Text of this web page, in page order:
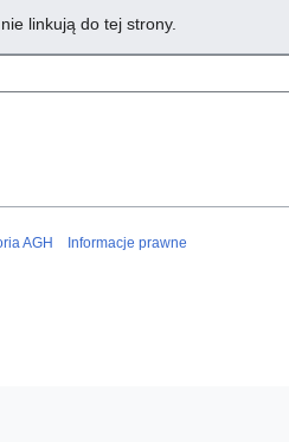
linkują do tej strony.
AGH Informacje prawne